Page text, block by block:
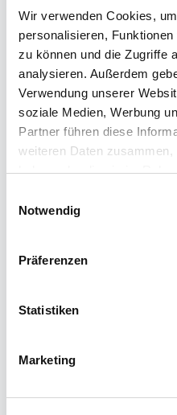
Wir verwenden Cookies,
personalisieren,
zu können und die Zugriffe
analysieren. Außerdem
Verwendung unserer
soziale Medien, Werbung
Partner führen diese
weiteren Daten
haben oder die sie im
Notwendig
Präferenzen
Statistiken
Marketing